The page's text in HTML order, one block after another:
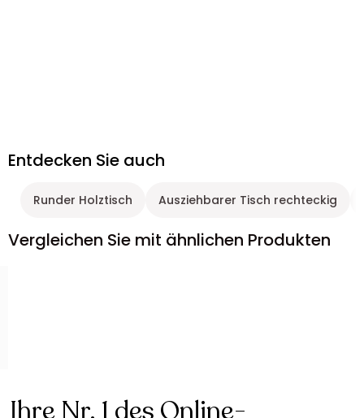
Entdecken Sie auch
Runder Holztisch Ausziehbarer Tisch rechteckig
Vergleichen Sie mit ähnlichen Produkten